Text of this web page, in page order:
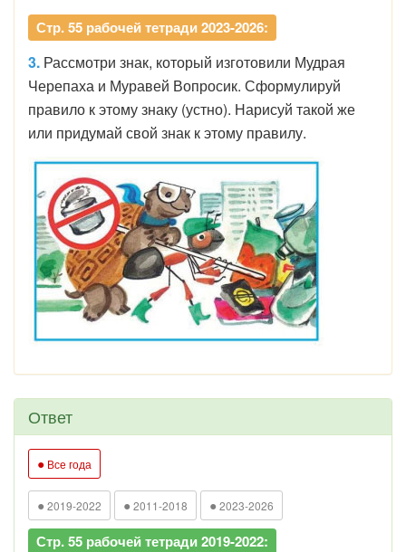
Стр. 55 рабочей тетради 2023-2026:
3. Рассмотри знак, который изготовили Мудрая
Черепаха и Муравей Вопросик. Сформулируй
правило к этому знаку (устно). Нарисуй такой же
или придумай свой знак к этому правилу.
Ответ
● Все года
● 2019-2022 ● 2011-2018 ● 2023-2026
Стр. 55 рабочей тетради 2019-2022: